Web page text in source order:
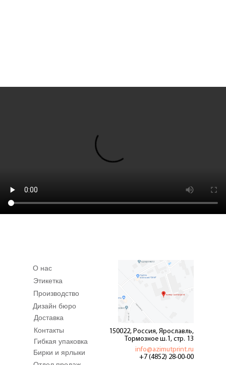
О нас
Этикетка
Производство
Дизайн бюро
Доставка
Контакты
info@azimutprint.ru
+7 (4852) 28-00-00
150022, Россия, Ярославль,
Тормозное ш.1, стр. 13
Гибкая упаковка
Бирки и ярлыки